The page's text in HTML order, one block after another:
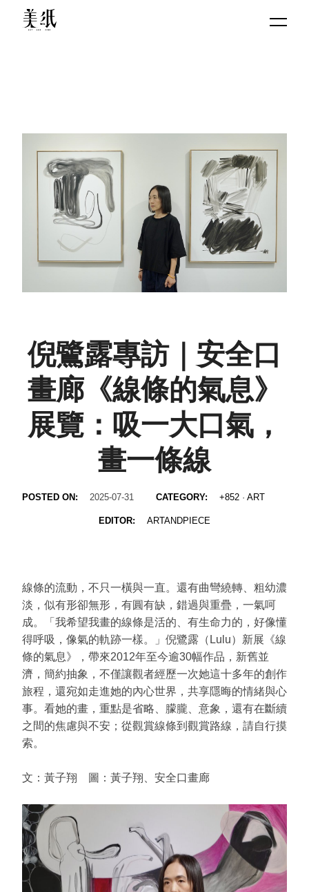
倪鷺露專訪｜安全⼝
畫廊《線條的氣息》
展覽：吸一大口氣，
畫一條線
POSTED ON: 2025-07-31 CATEGORY: +852· ART
EDITOR: ARTANDPIECE
線條的流動，不只一橫與一直。還有曲彎繞轉、粗幼濃
淡，似有形卻無形，有圓有缺，錯過與重疊，一氣呵
成。「我希望我畫的線條是活的、有生命力的，好像懂
得呼吸，像氣的軌跡一樣。」倪鷺露（Lulu）新展《線
條的氣息》，帶來2012年至今逾30幅作品，新舊並
濟，簡約抽象，不僅讓觀者經歷一次她這十多年的創作
旅程，還宛如走進她的內心世界，共享隱晦的情緒與心
事。看她的畫，重點是省略、朦朧、意象，還有在斷續
之間的焦慮與不安；從觀賞線條到觀賞路線，請自行摸
索。
文：黃子翔 圖：黃子翔、安全⼝畫廊